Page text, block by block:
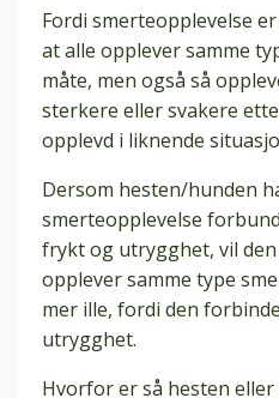
Fordi smerteopplevelse
at alle opplever samme
måte, men også så
sterkere eller svakere
opplevd i liknende
Dersom hesten/hunden
smerteopplevelse
frykt og utrygghet, vil
opplever samme type
mer ille, fordi den
utrygghet.
Hvorfor er så hesten